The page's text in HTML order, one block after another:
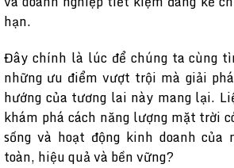
hạn.
Đây chính là lúc để chúng ta cùng
những ưu điểm vượt trội mà giải
hướng của tương lai này mang lại.
khám phá cách năng lượng mặt trời
sống và hoạt động kinh doanh của
toàn, hiệu quả và bền vững?